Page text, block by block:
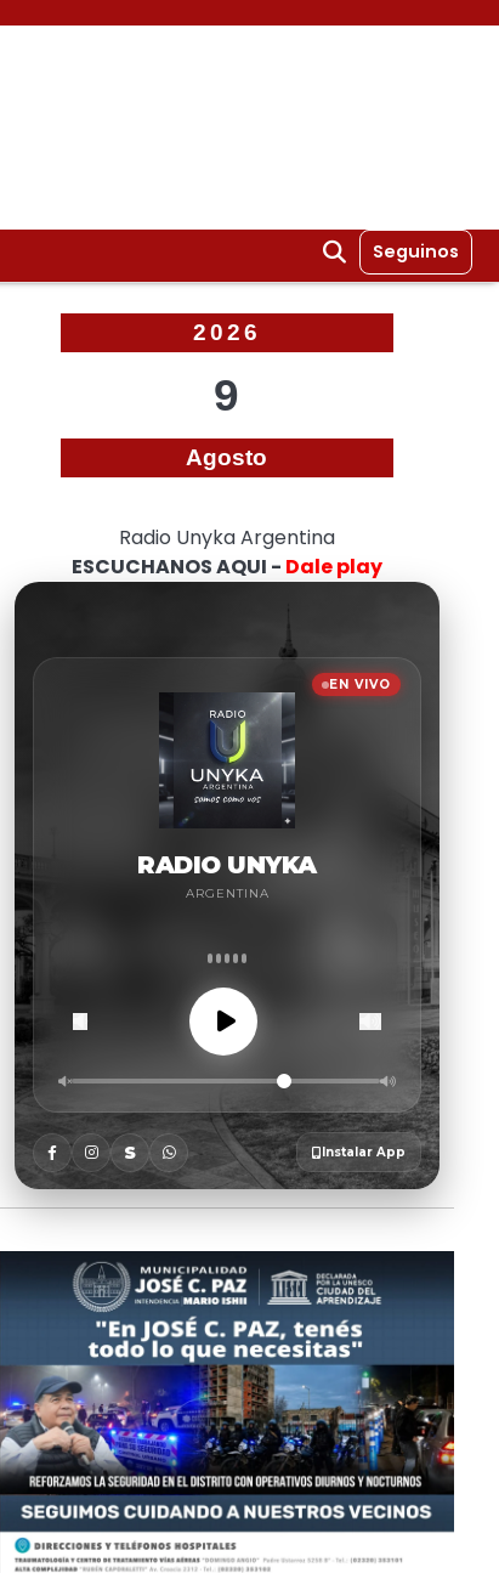
Seguinos
2026
9
Agosto
Radio Unyka Argentina
ESCUCHANOS AQUI - Dale play